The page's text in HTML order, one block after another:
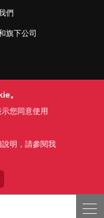
們
旗下公司
策
(PDF)
RESERVED.
。
您同意使用
明，請參閱我